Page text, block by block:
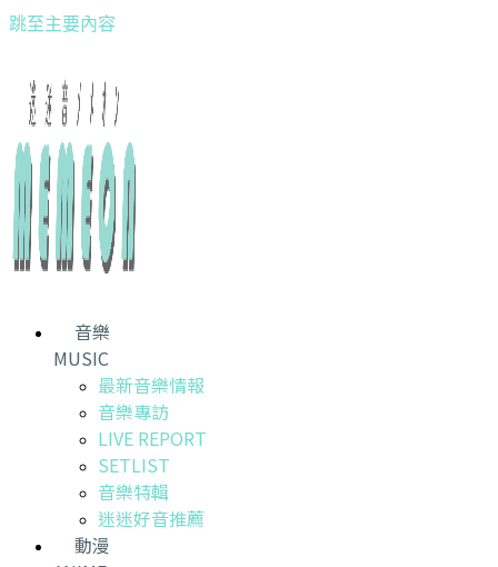
跳至主要內容
音樂
MUSIC
最新音樂情報
音樂專訪
LIVE REPORT
SETLIST
音樂特輯
迷迷好音推薦
動漫